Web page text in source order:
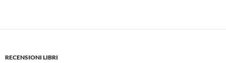
RECENSIONI LIBRI